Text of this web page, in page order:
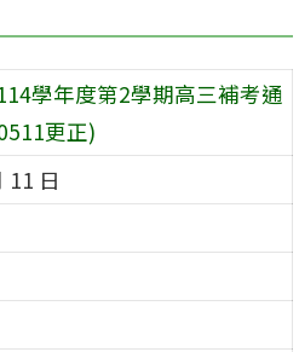
學年度第2學期高三補考通
更正)
11 日